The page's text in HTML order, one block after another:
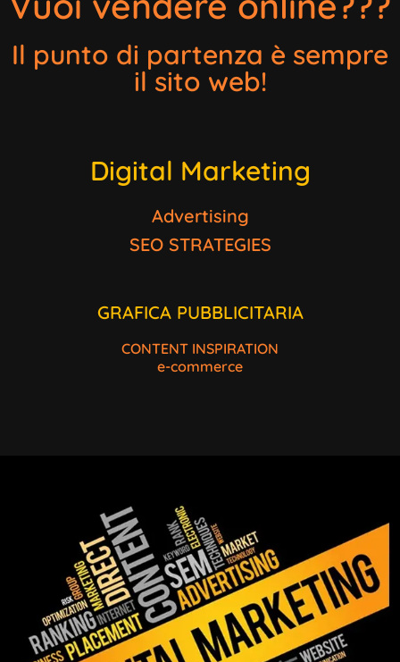
Il punto di partenza è sempre
il sito web!
Digital Marketing
Advertising
SEO STRATEGIES
GRAFICA PUBBLICITARIA
CONTENT INSPIRATION
e-commerce